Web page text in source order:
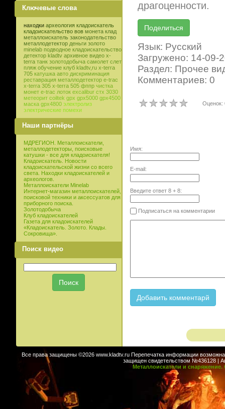
Ключевые слова
находки археология кладоискатель
кладоискательство вов монета клад
металлоискатель законодательство
металлодетектор деньги золото
minelab подводное кладоискательство
детектор kladtv архивное видео x-
terra танк золотодобыча самолет слет
пляж обучение клуб kladtv,ru x-terra
705 катушка авто дискриминация
реставрация металлодетектор e-trac
x-terra 305 x-terra 505 фппр чистка
монет e-trac лоток excalibur стх 3030
метеорит coiltek gpx gpx5000 gpx4500
маска gpx4800 электролиз
электрические помехи
Наши партнёры
МДРЕГИОН. Металлоискатели,
металлодетекторы, поисковые
катушки - все для кладоискателя!
Кладоискатель. Новости
кладоискательской жизни со всего
света. Находки кладоискателей и
археологов.
Металлоискатели Minelab
Интернет-магазин металлоискателей,
поисковой техники и аксессуатов для
приборного поиска.
Золотодобыча
Клуб кладоискателей
Газета для кладоискателей
«Кладоискатель. Золото. Клады.
Сокровища».
Поиск видео
драгоценности.
Язык: Русский
Загружено: 14-09-
Раздел: Прочее
Комментариев: 0
Оценок:
Имя:
E-mail:
Введите ответ 8+ 8:
Подписаться на комментарии
Все права защищены ©2026 www.kladtv.ru Перепечатка информации возможна
защищен свидетельством №436128 |
Металлоискатели и